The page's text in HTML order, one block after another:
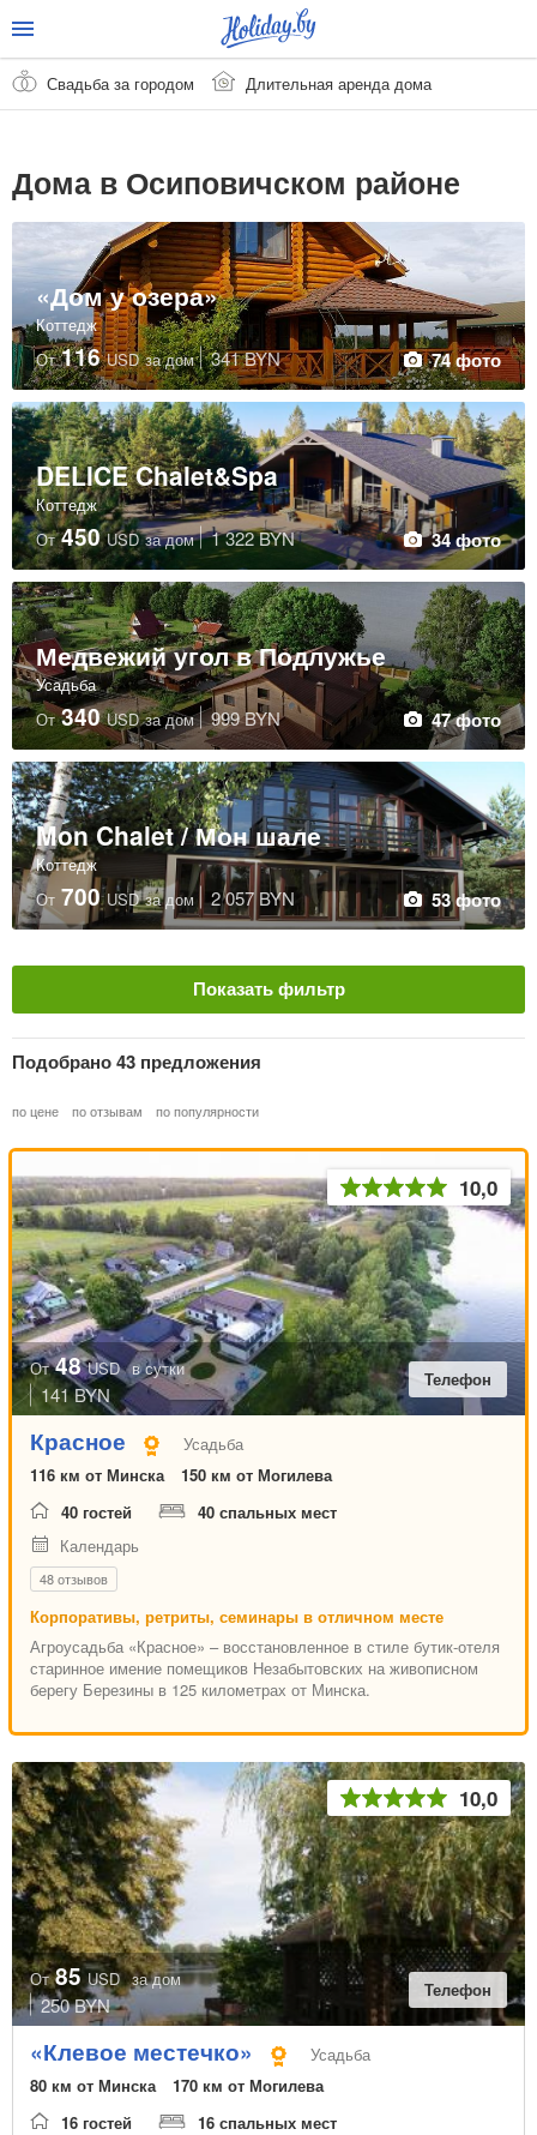
Свадьба за городом Длительная аренда дома
Дома в Осиповичском районе
«Дом у озера»
Коттедж
От 116USD за дом 341 BYN 74 фото
DELICE Chalet&Spa
Коттедж
От 450USD за дом 1 322 BYN 34 фото
Медвежий угол в Подлужье
Усадьба
От 340USD за дом 999 BYN 47 фото
Mon Chalet / Мон шале
Коттедж
От 700USD за дом 2 057 BYN 53 фото
Показать фильтр
Коттедж
Загородный комплекс
База отдыха
Санаторий
Ресторан
Беседка
Отель
Баня
Кемпинг
Кафе
Аквапарк
Летний лагерь
Апартаменты
Хостел
Мотель
Пансионат
Раскрыть весь список
Дата начала отдыха
или выбрать месяц начала отдыха
Цена на человека, USD
Количество гостей
Количество спальных мест
Мест в банкетном зале
Область или город Очистить
Могилевская область
Подобрано43 предложения
по цене по отзывам по популярности
От 48USD в сутки
141 BYN
Телефон
10,0
Красное
Усадьба
116 км от Минска
150 км от Могилева
40 гостей
40 спальных мест
Календарь
48 отзывов
Корпоративы, ретриты, семинары в отличном месте
Агроусадьба «Красное» – восстановленное в стиле бутик-отеля
старинное имение помещиков Незабытовских на живописном
берегу Березины в 125 километрах от Минска.
От 85USD за дом
250 BYN
Телефон
10,0
«Клевое местечко»
Усадьба
80 км от Минска
170 км от Могилева
16 гостей
16 спальных мест